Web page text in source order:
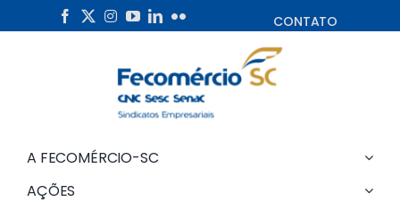
to
CONTATO
A FECOMÉRCIO-SC
AÇÕES